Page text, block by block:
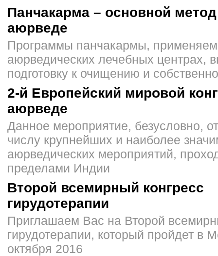
Панчакарма – основной
аюрведе
Программы панчакармы,
аюрведических лечебных центрах,
подготовку к очищению и
2-й Европейский мировой
аюрведе
Данное мероприятие, безусловно,
числу крупнейших и наиболее
аюрведических мероприятий,
пределами Индии
Второй всемирный конгресс
гирудотерапии
Приглашаем Вас на Второй
гирудотерапии, который пройдет в
октября 2016